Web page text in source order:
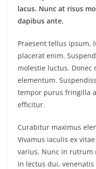
lacus. Nunc at risus
dapibus ante.
Praesent tellus ipsum,
placerat enim.
molestie luctus. Donec
elementum.
tempor purus fringilla
efficitur.
Curabitur maximus
Vivamus iaculis ex
varius. Nunc in rutrum
In lectus dui,